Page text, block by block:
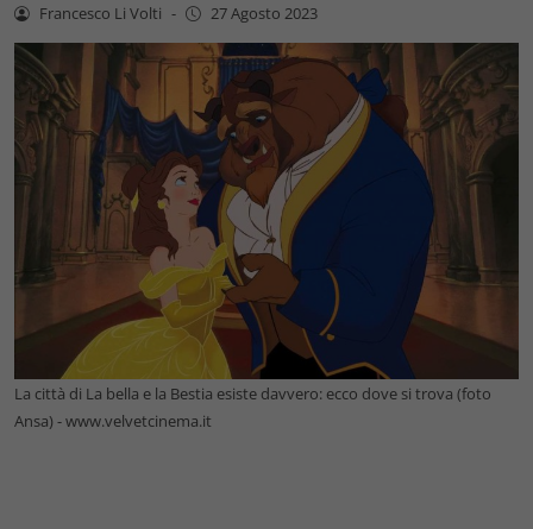
Francesco Li Volti - 27 Agosto 2023
La città di La bella e la Bestia esiste davvero: ecco dove si trova (foto
Ansa) - www.velvetcinema.it